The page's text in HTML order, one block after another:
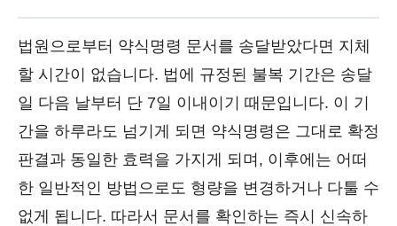
법원으로부터 약식명령 문서를 송달받았다면 지체
할 시간이 없습니다. 법에 규정된 불복 기간은 송달
일 다음 날부터 단 7일 이내이기 때문입니다. 이 기
간을 하루라도 넘기게 되면 약식명령은 그대로 확정
판결과 동일한 효력을 가지게 되며, 이후에는 어떠
한 일반적인 방법으로도 형량을 변경하거나 다툴 수
없게 됩니다. 따라서 문서를 확인하는 즉시 신속하